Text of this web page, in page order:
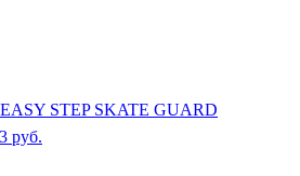
STEP SKATE GUARD
руб.